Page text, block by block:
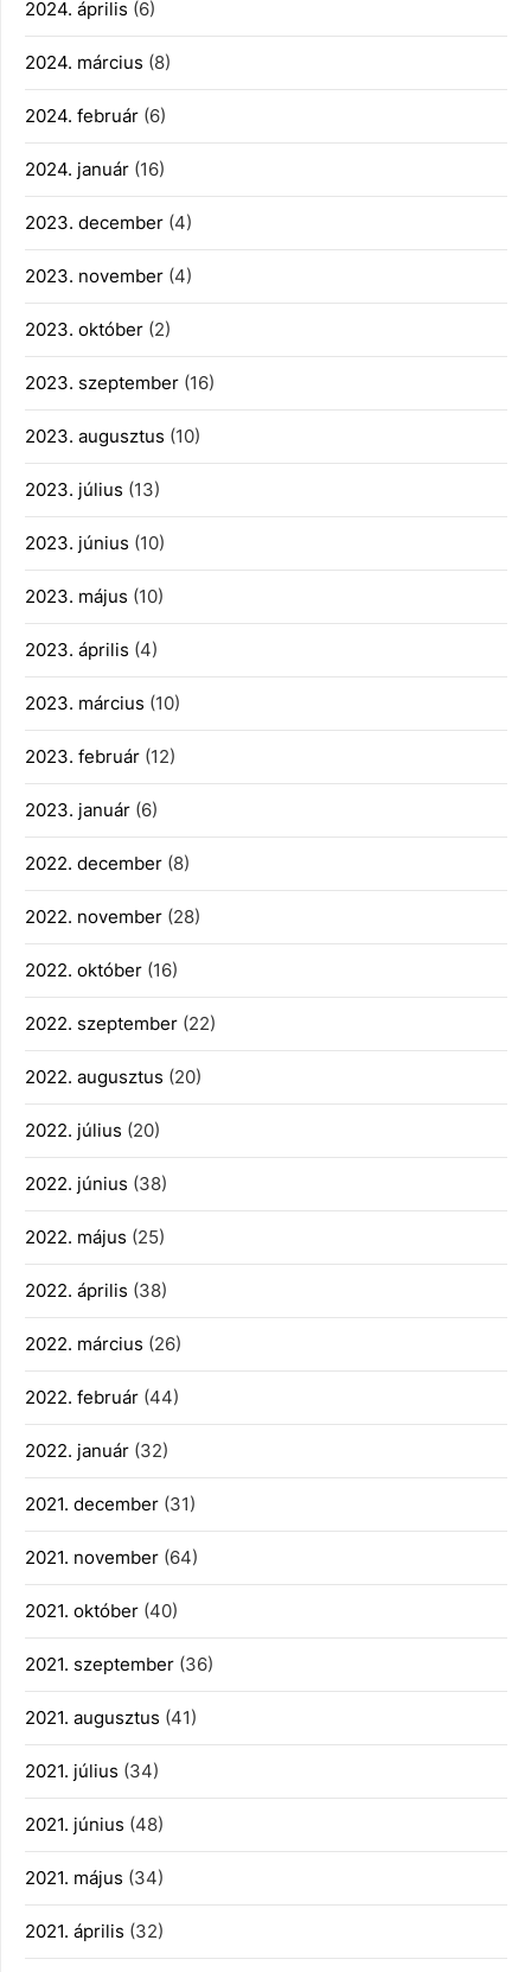
2024. április (6)
2024. március (8)
2024. február (6)
2024. január (16)
2023. december (4)
2023. november (4)
2023. október (2)
2023. szeptember (16)
2023. augusztus (10)
2023. július (13)
2023. június (10)
2023. május (10)
2023. április (4)
2023. március (10)
2023. február (12)
2023. január (6)
2022. december (8)
2022. november (28)
2022. október (16)
2022. szeptember (22)
2022. augusztus (20)
2022. július (20)
2022. június (38)
2022. május (25)
2022. április (38)
2022. március (26)
2022. február (44)
2022. január (32)
2021. december (31)
2021. november (64)
2021. október (40)
2021. szeptember (36)
2021. augusztus (41)
2021. július (34)
2021. június (48)
2021. május (34)
2021. április (32)